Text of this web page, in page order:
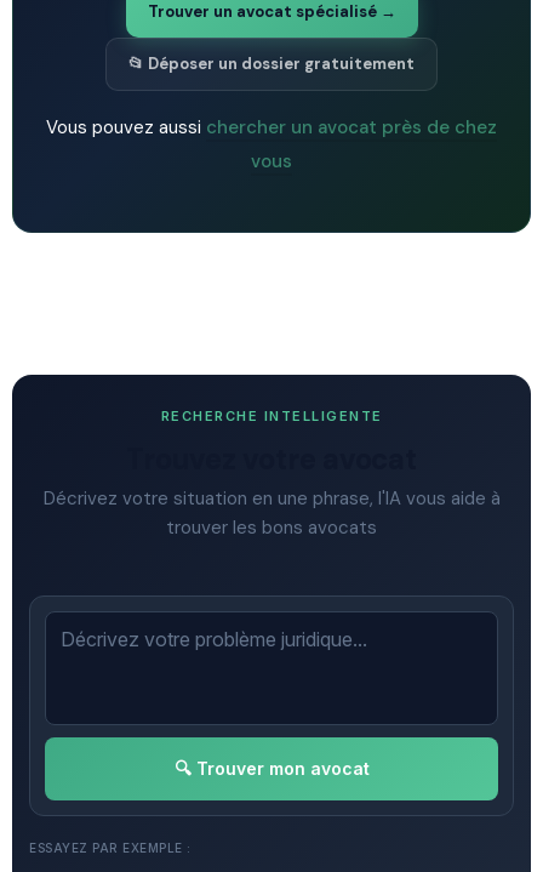
Trouver un avocat spécialisé →
📂 Déposer un dossier gratuitement
Vous pouvez aussi chercher un avocat près de chez
vous
RECHERCHE INTELLIGENTE
Décrivez votre situation en une phrase, l'IA vous aide à
trouver les bons avocats
🔍 Trouver mon avocat
ESSAYEZ PAR EXEMPLE :